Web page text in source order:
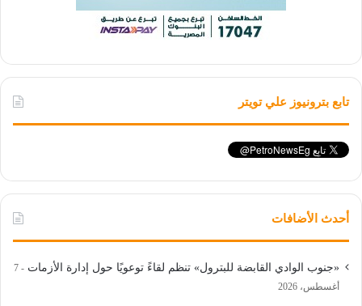
تابع بترونيوز علي تويتر
أحدث الأضافات
«جنوب الوادي القابضة للبترول» تنظم لقاءً توعويًا حول إدارة الأزمات
7
أغسطس، 2026